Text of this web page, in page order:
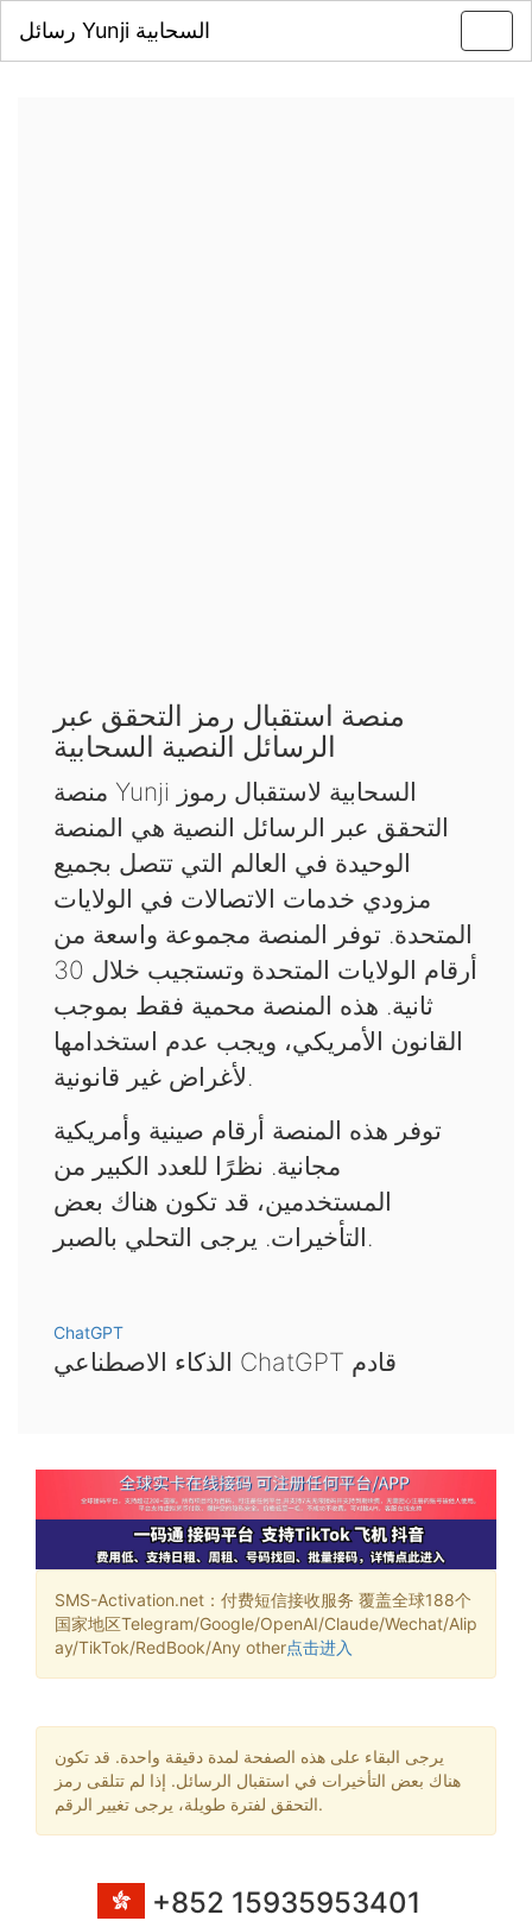
رسائل Yunji السحابية
منصة استقبال رمز التحقق عبر
الرسائل النصية السحابية
منصة Yunji السحابية لاستقبال رموز
التحقق عبر الرسائل النصية هي المنصة
الوحيدة في العالم التي تتصل بجميع
مزودي خدمات الاتصالات في الولايات
المتحدة. توفر المنصة مجموعة واسعة من
أرقام الولايات المتحدة وتستجيب خلال 30
ثانية. هذه المنصة محمية فقط بموجب
القانون الأمريكي، ويجب عدم استخدامها
لأغراض غير قانونية.
توفر هذه المنصة أرقام صينية وأمريكية
مجانية. نظرًا للعدد الكبير من
المستخدمين، قد تكون هناك بعض
التأخيرات. يرجى التحلي بالصبر.
ChatGPT
الذكاء الاصطناعي ChatGPT قادم
SMS-Activation.net：付费短信接收服务 覆盖全球188个
国家地区Telegram/Google/OpenAI/Claude/Wechat/Alip
ay/TikTok/RedBook/Any other点击进入
يرجى البقاء على هذه الصفحة لمدة دقيقة واحدة. قد تكون
هناك بعض التأخيرات في استقبال الرسائل. إذا لم تتلقى رمز
التحقق لفترة طويلة، يرجى تغيير الرقم.
+852 15935953401